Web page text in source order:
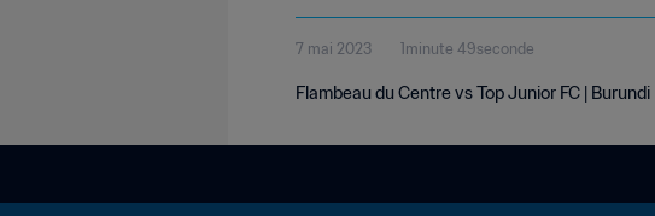
7 mai 2023 1minute 49seconde
Flambeau du Centre vs Top Junior FC |